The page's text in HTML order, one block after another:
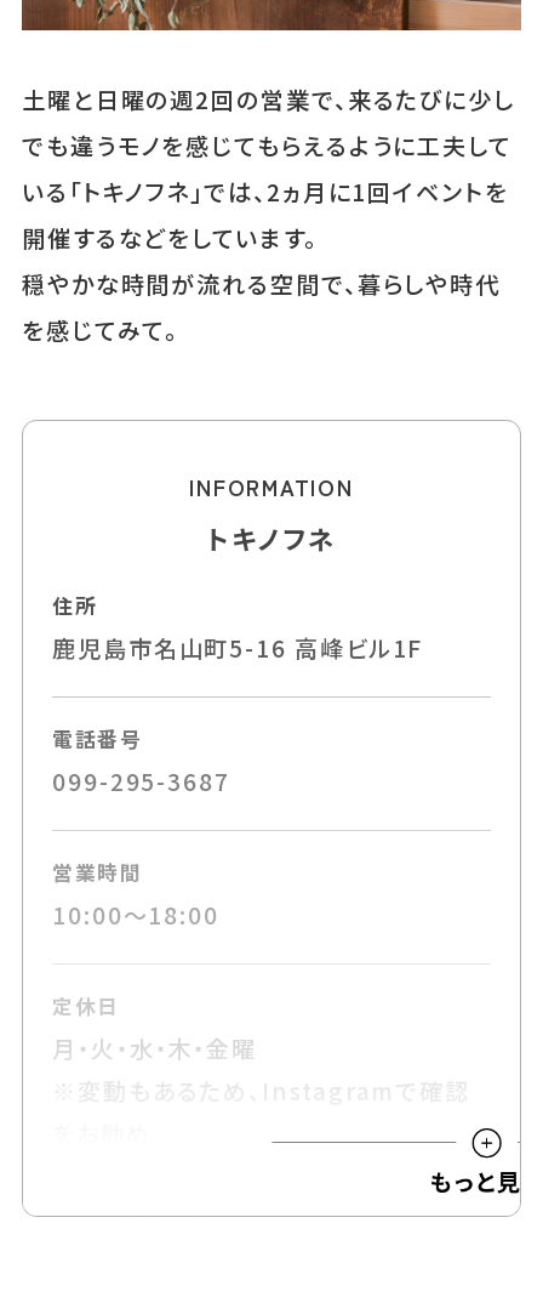
土曜と日曜の週2回の営業で、来るたびに少し
でも違うモノを感じてもらえるように工夫して
いる「トキノフネ」では、2ヵ月に1回イベントを
開催するなどをしています。
穏やかな時間が流れる空間で、暮らしや時代
を感じてみて。
INFORMATION
トキノフネ
住所
鹿児島市名山町5-16 高峰ビル1F
電話番号
099-295-3687
営業時間
10:00～18:00
定休日
月・火・水・木・金曜
※変動もあるため、Instagramで確認
可能な支払い方法